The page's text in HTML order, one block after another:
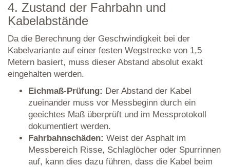
4. Zustand der Fahrbahn und
Kabelabstände
Da die Berechnung der Geschwindigkeit bei der
Kabelvariante auf einer festen Wegstrecke von 1,5
Metern basiert, muss dieser Abstand absolut exakt
eingehalten werden.
Eichmaß-Prüfung: Der Abstand der Kabel
zueinander muss vor Messbeginn durch ein
geeichtes Maß überprüft und im Messprotokoll
dokumentiert werden.
Fahrbahnschäden: Weist der Asphalt im
Messbereich Risse, Schlaglöcher oder Spurrinnen
auf, kann dies dazu führen, dass die Kabel beim